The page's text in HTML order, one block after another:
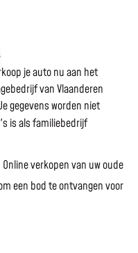
je auto nu aan het
van Vlaanderen
gegevens worden niet
is als familiebedrijf
Online verkopen van uw oude
een bod te ontvangen voor